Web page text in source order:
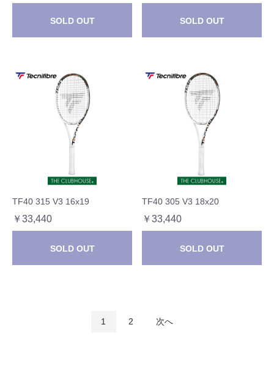
SOLD OUT SOLD OUT
TF40 315 V3 16x19
￥33,440
SOLD OUT
TF40 305 V3 18x20
￥33,440
SOLD OUT
1 2 次へ